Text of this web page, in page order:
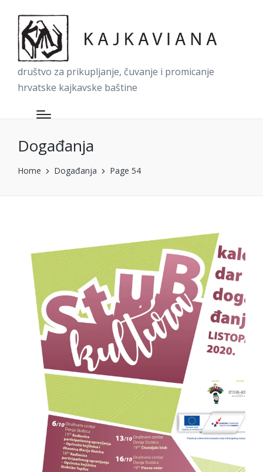
društvo za prikupljanje, čuvanje i promicanje
hrvatske kajkavske baštine
Događanja
Home Događanja Page 54